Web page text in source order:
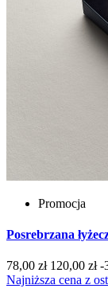
Promocja
Posrebrzana
78,00 zł 120,00 zł -
Najniższa cena z